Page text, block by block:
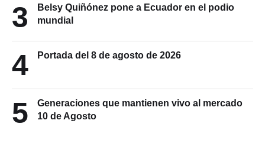
3
Belsy Quiñónez pone a Ecuador en el podio
mundial
4 Portada del 8 de agosto de 2026
5
Generaciones que mantienen vivo al mercado
10 de Agosto